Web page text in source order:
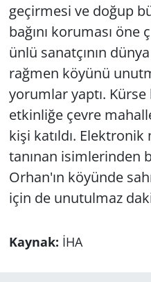
geçirmesi ve doğup
bağını koruması öne
ünlü sanatçının
rağmen köyünü
yorumlar yaptı.
etkinliğe çevre
kişi katıldı.
tanınan isimlerinden
Orhan'ın köyünde
için de unutulmaz
Kaynak: İHA